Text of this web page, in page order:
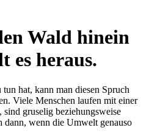
Wald hinein
es heraus.
hat, kann man diesen Spruch
Viele Menschen laufen mit einer
sind gruselig beziehungsweise
dann, wenn die Umwelt genauso